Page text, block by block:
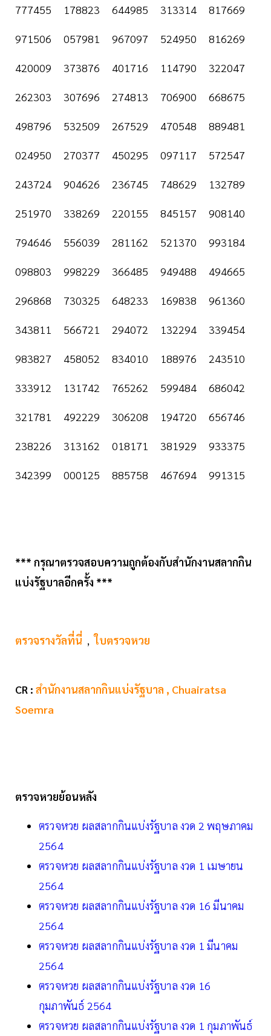
777455 178823 644985 313314 817669
971506 057981 967097 524950 816269
420009 373876 401716 114790 322047
262303 307696 274813 706900 668675
498796 532509 267529 470548 889481
024950 270377 450295 097117 572547
243724 904626 236745 748629 132789
251970 338269 220155 845157 908140
794646 556039 281162 521370 993184
098803 998229 366485 949488 494665
296868 730325 648233 169838 961360
343811 566721 294072 132294 339454
983827 458052 834010 188976 243510
333912 131742 765262 599484 686042
321781 492229 306208 194720 656746
238226 313162 018171 381929 933375
342399 000125 885758 467694 991315
*** กรุณาตรวจสอบความถูกต้องกับสำนักงานสลากกิน
แบ่งรัฐบาลอีกครั้ง ***
ตรวจรางวัลที่นี่ ,ใบตรวจหวย
CR : สำนักงานสลากกินแบ่งรัฐบาล , Chuairatsa
Soemra
ตรวจหวยย้อนหลัง
ตรวจหวย ผลสลากกินแบ่งรัฐบาล งวด 2 พฤษภาคม
2564
ตรวจหวย ผลสลากกินแบ่งรัฐบาล งวด 1 เมษายน
2564
ตรวจหวย ผลสลากกินแบ่งรัฐบาล งวด 16 มีนาคม
2564
ตรวจหวย ผลสลากกินแบ่งรัฐบาล งวด 1 มีนาคม
2564
ตรวจหวย ผลสลากกินแบ่งรัฐบาล งวด 16
กุมภาพันธ์ 2564
ตรวจหวย ผลสลากกินแบ่งรัฐบาล งวด 1 กุมภาพันธ์